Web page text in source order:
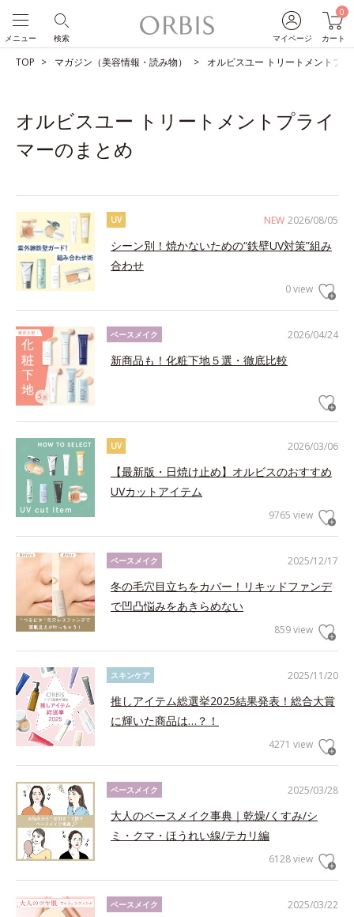
マイページ
0
カート
検索
メニュー
TOP マガジン（美容情報・読み物） オルビスユー トリートメントプ
オルビスユー トリートメントプライ
マーのまとめ
NEW 2026/08/05
UV
シーン別！焼かないための“鉄壁UV対策”組み
合わせ
0 view
2026/04/24
ベースメイク
新商品も！化粧下地５選・徹底比較
2026/03/06
UV
【最新版・日焼け止め】オルビスのおすすめ
UVカットアイテム
9765 view
2025/12/17
ベースメイク
冬の毛穴目立ちをカバー！リキッドファンデ
で凹凸悩みをあきらめない
859 view
2025/11/20
スキンケア
推しアイテム総選挙2025結果発表！総合大賞
に輝いた商品は…？！
4271 view
2025/03/28
ベースメイク
大人のベースメイク事典｜乾燥/くすみ/シ
ミ・クマ・ほうれい線/テカリ編
6128 view
2025/03/22
ベースメイク